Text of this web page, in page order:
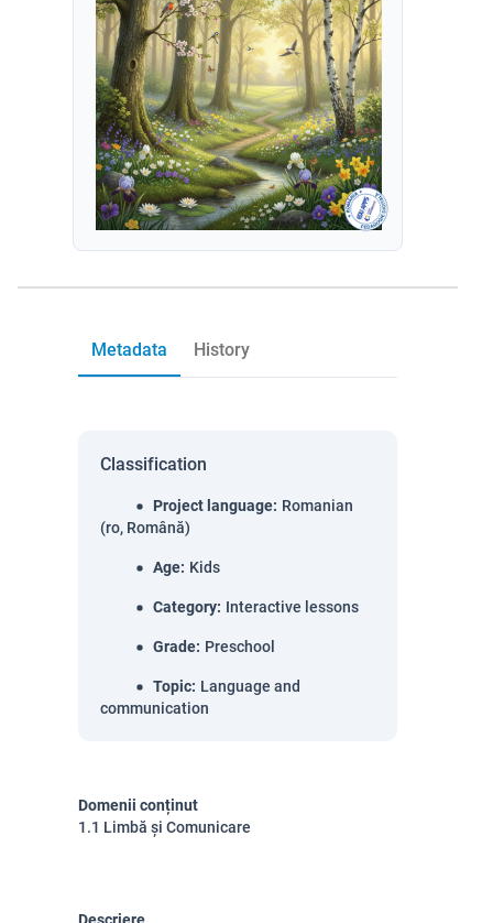
Metadata History
Classification
Project language: Romanian
(ro, Română)
Age: Kids
Category: Interactive lessons
Grade: Preschool
Topic: Language and
communication
Domenii conținut
1.1 Limbă și Comunicare